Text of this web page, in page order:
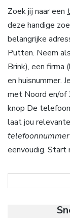
Zoek jij naar een
deze handige
belangrijke
Putten. Neem
Brink), een firma
en huisnummer.
met Noord en/of
knop De
laat jou
eenvoudig. Start